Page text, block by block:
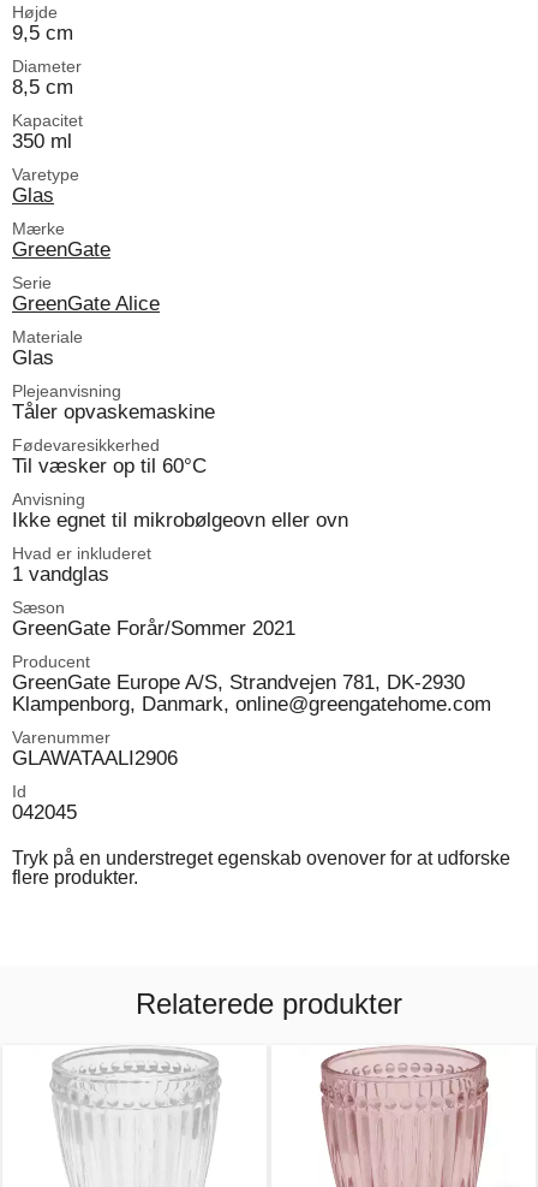
Højde
9,5 cm
Diameter
8,5 cm
Kapacitet
350 ml
Varetype
Glas
Mærke
GreenGate
Serie
GreenGate Alice
Materiale
Glas
Plejeanvisning
Tåler opvaskemaskine
Fødevaresikkerhed
Til væsker op til 60°C
Anvisning
Ikke egnet til mikrobølgeovn eller ovn
Hvad er inkluderet
1 vandglas
Sæson
GreenGate Forår/Sommer 2021
Producent
GreenGate Europe A/S, Strandvejen 781, DK-2930
Klampenborg, Danmark, online@greengatehome.com
Varenummer
GLAWATAALI2906
Id
042045
Tryk på en understreget egenskab ovenover for at udforske
flere produkter.
Relaterede produkter